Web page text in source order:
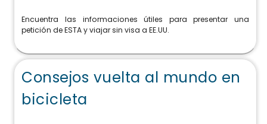
Encuentra las informaciones útiles para presentar una
petición de ESTA y viajar sin visa a EE.UU.
Consejos vuelta al mundo en
bicicleta